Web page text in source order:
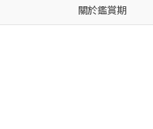
關於鑑賞期